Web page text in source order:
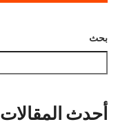
بحث
أحدث المقالات